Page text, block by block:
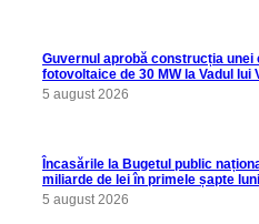
Guvernul aprobă construcția unei
fotovoltaice de 30 MW la Vadul lui
5 august 2026
Încasările la Bugetul public
miliarde de lei în primele șapte
5 august 2026